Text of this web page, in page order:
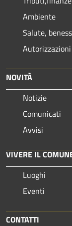
Ambiente
Salute,
Autorizzazioni
NOVITÀ
Notizie
Comunicati
Avvisi
VIVERE IL
Luoghi
Eventi
CONTATTI